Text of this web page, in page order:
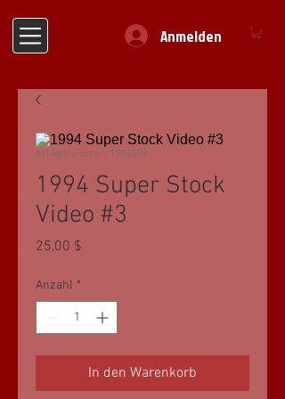
Anmelden
Artikelnummer: 1994009
1994 Super Stock
Video #3
25,00 $
Anzahl *
In den Warenkorb